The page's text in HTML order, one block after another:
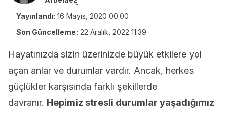
Yayınlandı: 16 Mayıs, 2020 00:00
Son Güncelleme: 22 Aralık, 2022 11:39
Hayatınızda sizin üzerinizde büyük etkilere yol
açan anlar ve durumlar vardır. Ancak, herkes
güçlükler karşısında farklı şekillerde
davranır. Hepimiz stresli durumlar yaşadığımız